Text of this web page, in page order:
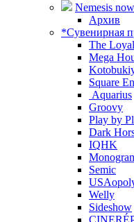
Nemesis now
Архив
*Сувенирная
The
Mega
Square
Aquarius
Groovy
Play by
Dark
IQHK
Semic
Welly
Sideshow